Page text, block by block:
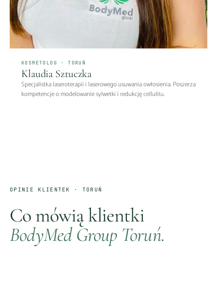
KOSMETOLOG · TORUŃ
Klaudia Sztuczka
Specjalistka laseroterapii i laserowego usuwania owłosienia. Poszerza
kompetencje o modelowanie sylwetki i redukcję cellulitu.
OPINIE KLIENTEK · TORUŃ
Co mówią klientki
BodyMed Group Toruń.